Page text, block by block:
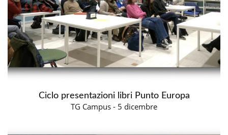
Ciclo presentazioni libri Punto Europa
TG Campus - 5 dicembre